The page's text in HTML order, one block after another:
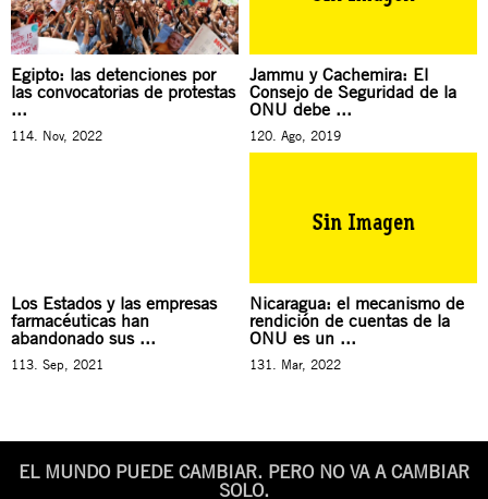
Egipto: las detenciones por
las convocatorias de protestas
...
114. Nov, 2022
Jammu y Cachemira: El
Consejo de Seguridad de la
ONU debe ...
120. Ago, 2019
Los Estados y las empresas
farmacéuticas han
abandonado sus ...
113. Sep, 2021
Nicaragua: el mecanismo de
rendición de cuentas de la
ONU es un ...
131. Mar, 2022
EL MUNDO PUEDE CAMBIAR. PERO NO VA A CAMBIAR
SOLO.